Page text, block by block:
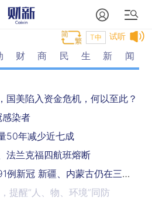
试听
T中
财商民生新闻
国美陷入资金危机，何以至此？
染者
50年减少近七成
法兰克福四航班熔断
10月14日全国新增1191例新冠 新疆、内蒙古仍在三位数
提醒“人、物、环境”同防